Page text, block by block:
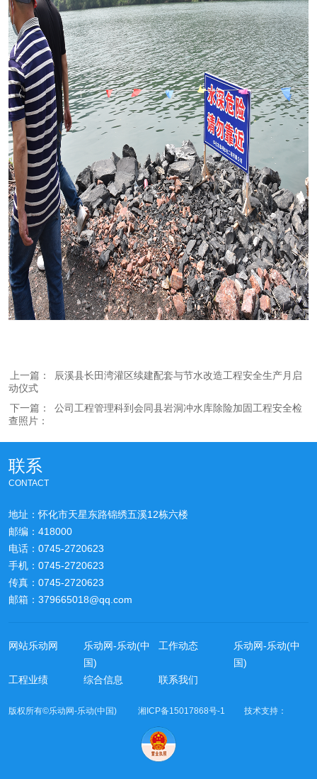
上一篇：
辰溪县长田湾灌区续建配套与节水改造工程安全生产月启
动仪式
下一篇：
公司工程管理科到会同县岩洞冲水库除险加固工程安全检
查照片：
联系
CONTACT
地址：怀化市天星东路锦绣五溪12栋六楼
邮编：418000
电话：0745-2720623
手机：0745-2720623
传真：0745-2720623
邮箱：379665018@qq.com
网站乐动网
乐动网-乐动(中
国)
工作动态
乐动网-乐动(中
国)
工程业绩
综合信息 联系我们
版权所有©乐动网-乐动(中国) 湘ICP备15017868号-1 技术支持：